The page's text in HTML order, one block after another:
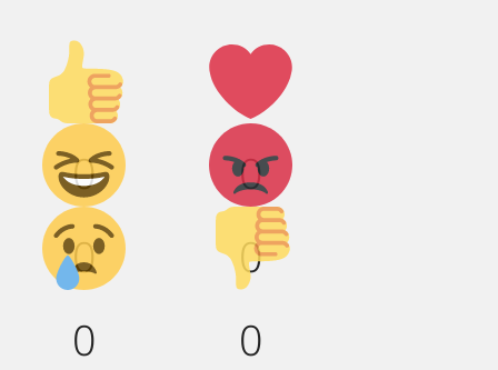
Палец
вверх!
0
Лайк!
0
Дикий
смех!
0
Агрессия!
0
Грусть :(
0
Палец
вниз!
0